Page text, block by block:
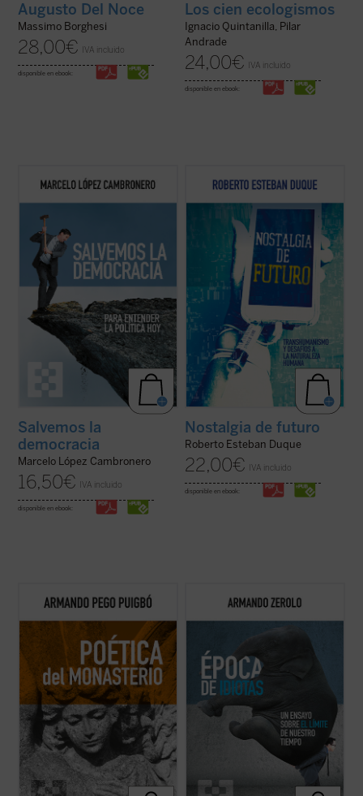
Augusto Del Noce
Massimo Borghesi
28,00€ IVA incluido
disponible en ebook:
Los cien ecologismos
Ignacio Quintanilla, Pilar
Andrade
24,00€ IVA incluido
disponible en ebook:
Un breve y muy efectivo texto filosófico-
político, donde reflexiones ordenadas
las sociedades, el papel de las ideologías y
la nueva forma de hacer la ...
Salvemos la
democracia
Marcelo López Cambronero
16,50€ IVA incluido
disponible en ebook:
Roberto Esteban Duque aporta un
recorrido exhaustivo y escalofriante de
últimos años, dejando claras las peligrosas
intenciones de los transhumanistas: «crear
en el sentido que se quiera la propia ...
(ver
Nostalgia de futuro
Roberto Esteban Duque
22,00€ IVA incluido
disponible en ebook:
Poética del monasterioreflexiona
alrededor de los espacios fundamentales
antropológico de las tres figuras: el hogar,
la escuela y la celda, reivindicando una
pedagogía humanista fundada en la ...
(ver
«Hablar bien de nuestra época resulta
contracultural», escribe el autor al inicio de
aspectos positivos de una sociedad que,
sin duda, está empeñada en no verlos. ...
(ver ficha)